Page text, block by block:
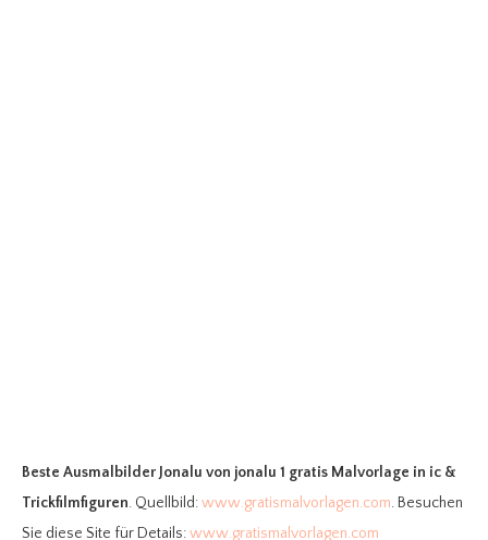
Beste Ausmalbilder Jonalu von jonalu 1 gratis Malvorlage in ic &
Trickfilmfiguren. Quellbild:www.gratismalvorlagen.com. Besuchen
Sie diese Site für Details:www.gratismalvorlagen.com